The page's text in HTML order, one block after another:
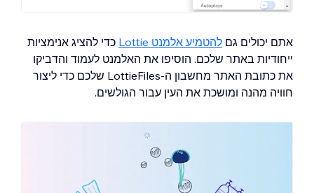
אתם יכולים גם להטמיע אלמנט Lottie
כדי להציג אנימציות
ייחודיות באתר שלכם. הוסיפו את האלמנט לעמוד והדביקו
את כתובת האתר מחשבון ה-LottieFiles שלכם כדי ליצור
חוויה מהנה ומושכת את העין עבור הגולשים.